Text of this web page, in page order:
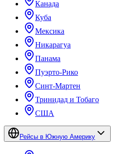
Канада
Куба
Мексика
Никарагуа
Панама
Пуэрто-Рико
Синт-Мартен
Тринидад и Тобаго
США
Рейсы в Южную Америку